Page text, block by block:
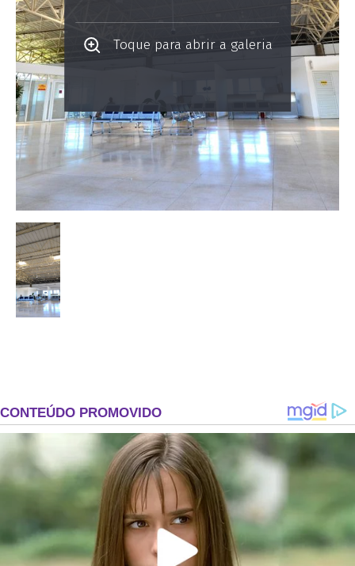
Toque para abrir a galeria